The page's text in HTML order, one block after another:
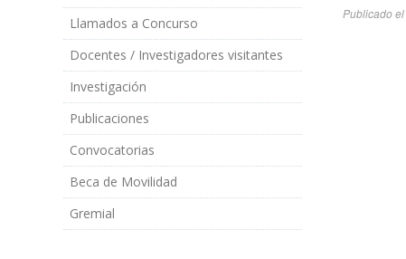
Llamados a Concurso
Docentes / Investigadores visitantes
Investigación
Publicaciones
Convocatorias
Beca de Movilidad
Gremial
Publicado el